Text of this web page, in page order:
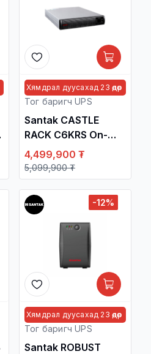
Хямдрал дуусахад 23 өдөр
Тог баригч UPS
Santak CASTLE
RACK C6KRS On-
Line 6KVA/6KW
Rack UPS /No
battery/ / Тог Баригч
тогтворжуулагч /
4,499,900 ₮
5,099,900 ₮
-12%
Хямдрал дуусахад 23 өдөр
Тог баригч UPS
Santak ROBUST